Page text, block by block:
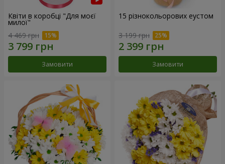
Квіти в коробці "Для моєї
милої"
4 469 грн
Замовити
15 різнокольорових еустом
3 199 грн
Замовити